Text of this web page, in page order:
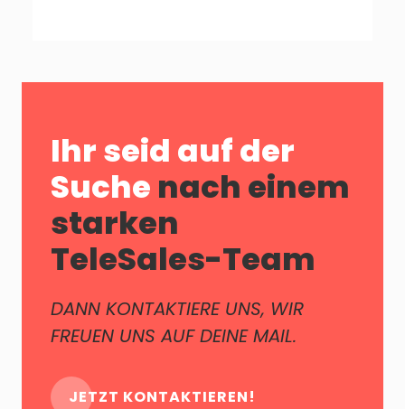
Ihr seid auf der
Suche nach einem
starken
TeleSales-Team
DANN KONTAKTIERE UNS, WIR
FREUEN UNS AUF DEINE MAIL.
JETZT KONTAKTIEREN!